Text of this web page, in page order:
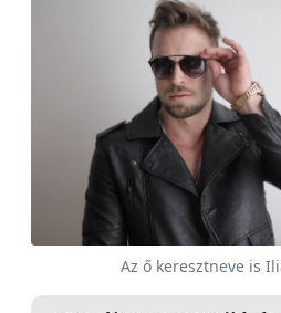
Az ő keresztneve is